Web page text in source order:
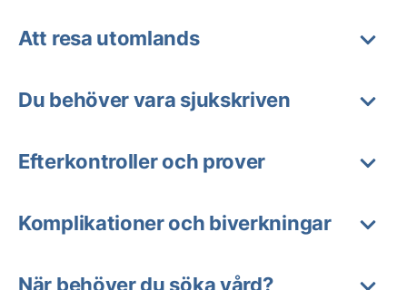
Att resa utomlands
Du behöver vara sjukskriven
Efterkontroller och prover
Komplikationer och biverkningar
När behöver du söka vård?